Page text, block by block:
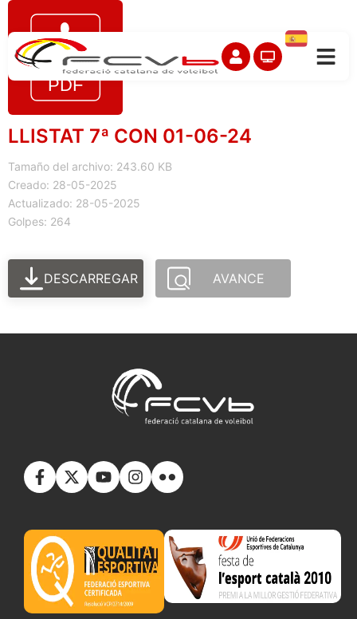
LLISTAT 7ª CON 01-06-24
Tamaño del archivo: 243.60 KB
Creado: 28-05-2025
Actualizado: 28-05-2025
Golpes: 264
DESCARREGAR AVANCE